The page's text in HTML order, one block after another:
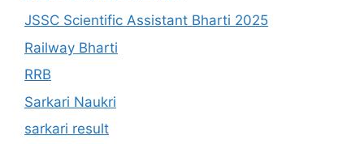
JSSC Scientific Assistant Bharti 2025
Railway Bharti
RRB
Sarkari Naukri
sarkari result